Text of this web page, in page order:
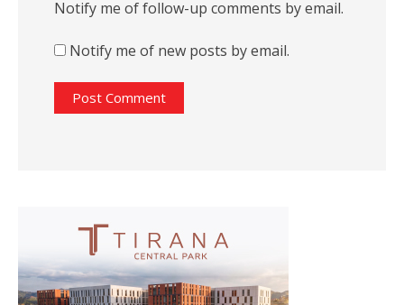
Notify me of follow-up comments by email.
Notify me of new posts by email.